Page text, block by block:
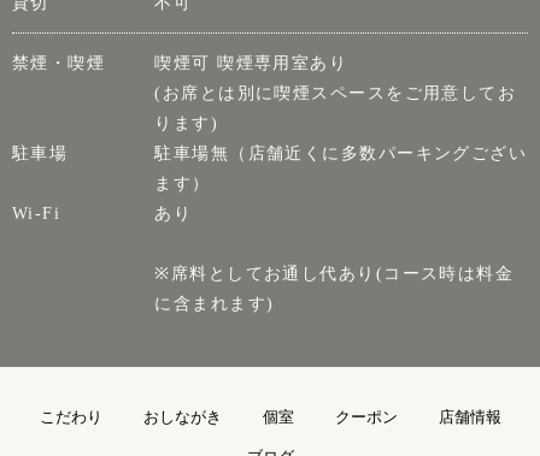
禁煙・喫煙
喫煙可 喫煙専用室あり
(お席とは別に喫煙スペースをご用意してお
ります)
駐車場
駐車場無（店舗近くに多数パーキングござい
ます）
Wi-Fi
あり
※席料としてお通し代あり(コース時は料金
に含まれます)
こだわり おしながき 個室 クーポン 店舗情報